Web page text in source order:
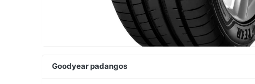
Goodyear padangos